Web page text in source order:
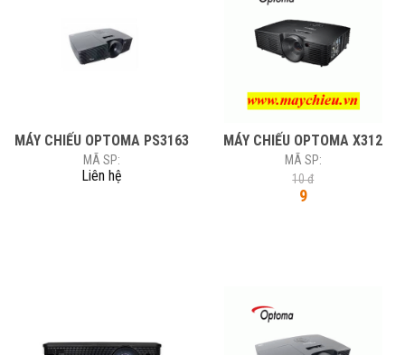
MÁY CHIẾU OPTOMA PS3163
MÃ SP:
Liên hệ
MÁY CHIẾU OPTOMA X312
MÃ SP:
10 đ
9